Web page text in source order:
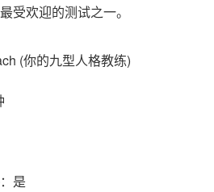
受欢迎的测试之一。
(你的九型人格教练)
：是